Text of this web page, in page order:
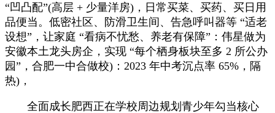
“凹凸配”(高层 + 少量洋房)，日常买菜、买药、买日用
品便当。低密社区、防滑卫生间、告急呼叫器等 “适老
设想”，让家庭 “看病不忧愁、养老有保障”：伟星做为
安徽本土龙头房企，实现 “每个栖身板块至多 2 所公办
园”，合肥一中合做校)：2023 年中考沉点率 65%，隔
热)，
全面成长肥西正在学校周边规划青少年勾当核心